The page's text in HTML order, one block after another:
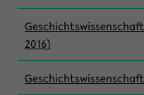
2016)